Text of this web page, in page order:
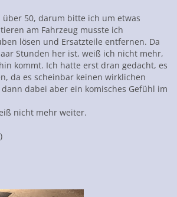
50, darum bitte ich um etwas
am Fahrzeug musste ich
lösen und Ersatzteile entfernen. Da
Stunden her ist, weiß ich nicht mehr,
kommt. Ich hatte erst dran gedacht, es
da es scheinbar keinen wirklichen
dabei aber ein komisches Gefühl im
nicht mehr weiter.